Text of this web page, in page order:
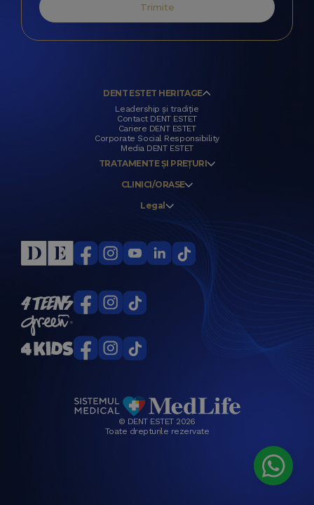
Trimite
DENT ESTET HERITAGE
Leadership și tradiție
Contact DENT ESTET
Cariere DENT ESTET
Corporate Social Responsibility
Media DENT ESTET
TRATAMENTE ȘI PREȚURI
CLINICI/ORASE
Legal
© DENT ESTET 2026
Toate drepturile rezervate